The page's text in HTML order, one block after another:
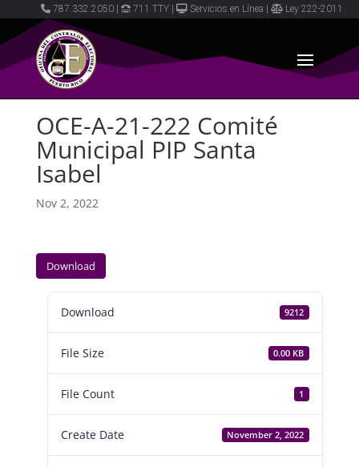
787.332.2050 711 TTY Servicios en Línea Ley 222-2011
OCE-A-21-222 Comité
Municipal PIP Santa
Isabel
Nov 2, 2022
Download
Download 9212
File Size 0.00 KB
File Count 1
Create Date November 2, 2022